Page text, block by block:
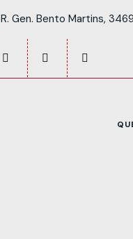
R. Gen. Bento Martins,